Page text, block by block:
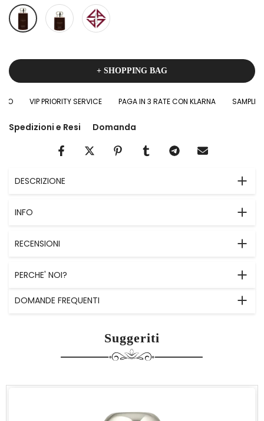
+ SHOPPING BAG
VIP PRIORITY SERVICE PAGA IN 3 RATE CON KLARNA SAMPLES
Spedizioni e Resi Domanda
DESCRIZIONE
INFO
RECENSIONI
PERCHE' NOI?
DOMANDE FREQUENTI
Suggeriti